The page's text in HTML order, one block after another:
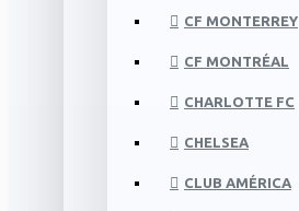
CF MONTERREY
CF MONTRÉAL
CHARLOTTE FC
CHELSEA
CLUB AMÉRICA